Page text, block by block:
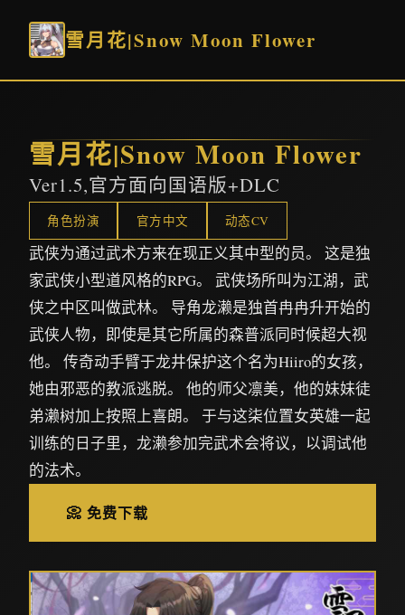
雪月花|Snow Moon Flower
雪月花|Snow Moon Flower
Ver1.5,官方面向国语版+DLC
角色扮演 官方中文 动态CV
武侠为通过武术方来在现正义其中型的员。 这是独
家武侠小型道风格的RPG。 武侠场所叫为江湖，武
侠之中区叫做武林。 导角龙濑是独首冉冉升开始的
武侠人物，即使是其它所属的森普派同时候超大视
他。 传奇动手臂于龙井保护这个名为Hiiro的女孩，
她由邪恶的教派逃脱。 他的师父凛美，他的妹妹徒
弟濑树加上按照上喜朗。 于与这柒位置女英雄一起
训练的日子里，龙濑参加完武术会将议，以调试他
的法术。
📀 免费下载